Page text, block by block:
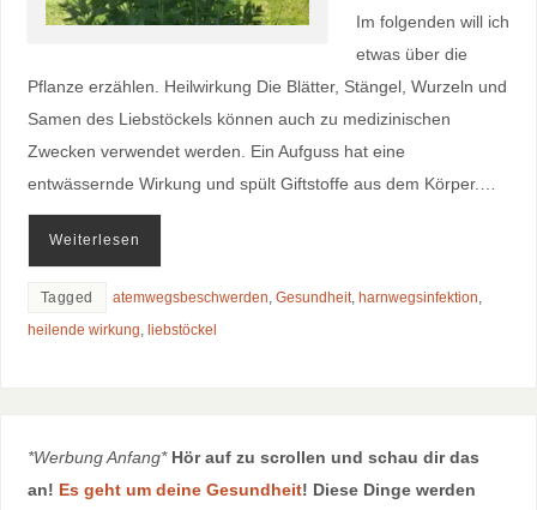
Im folgenden will ich
etwas über die
Pflanze erzählen. Heilwirkung Die Blätter, Stängel, Wurzeln und
Samen des Liebstöckels können auch zu medizinischen
Zwecken verwendet werden. Ein Aufguss hat eine
entwässernde Wirkung und spült Giftstoffe aus dem Körper.…
Weiterlesen
Tagged atemwegsbeschwerden, Gesundheit, harnwegsinfektion,
heilende wirkung, liebstöckel
*Werbung Anfang* Hör auf zu scrollen und schau dir das
an! Es geht um deine Gesundheit! Diese Dinge werden